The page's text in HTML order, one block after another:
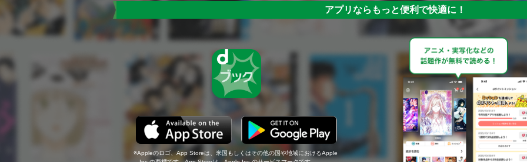
アプリならもっと便利で快適に！
Appleのロゴ、App Storeは、米国もしくはその他の国や地域におけるApple